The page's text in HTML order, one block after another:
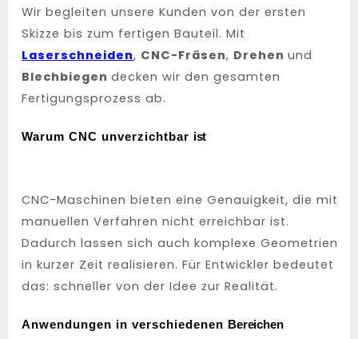
Wir begleiten unsere Kunden von der ersten
Skizze bis zum fertigen Bauteil. Mit
Laserschneiden, CNC-Fräsen, Drehen und
Blechbiegen decken wir den gesamten
Fertigungsprozess ab.
Warum CNC unverzichtbar ist
CNC-Maschinen bieten eine Genauigkeit, die mit
manuellen Verfahren nicht erreichbar ist.
Dadurch lassen sich auch komplexe Geometrien
in kurzer Zeit realisieren. Für Entwickler bedeutet
das: schneller von der Idee zur Realität.
Anwendungen in verschiedenen Bereichen